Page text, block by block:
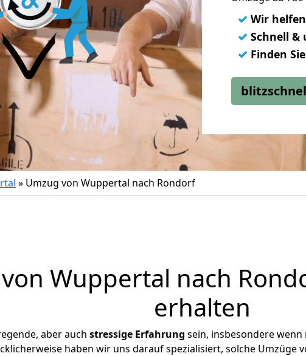
✓ Wir
✓ Schnell &
✓ Finden
» Umzug von Wuppertal nach Rondorf
Wuppertal nach
erhalten
aber auch stressige Erfahrung sein, insbesondere
haben wir uns darauf spezialisiert, solche Umzüge